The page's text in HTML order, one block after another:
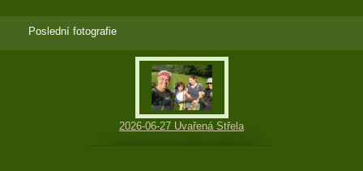
Poslední fotografie
2026-06-27 Uvařená Střela